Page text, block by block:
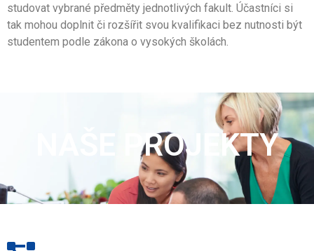
studovat vybrané předměty jednotlivých fakult. Účastníci si
tak mohou doplnit či rozšířit svou kvalifikaci bez nutnosti být
studentem podle zákona o vysokých školách.
NAŠE PROJEKTY